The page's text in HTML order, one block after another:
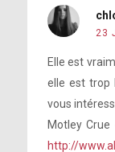
23
Elle est
elle est trop
vous
Motley
http://